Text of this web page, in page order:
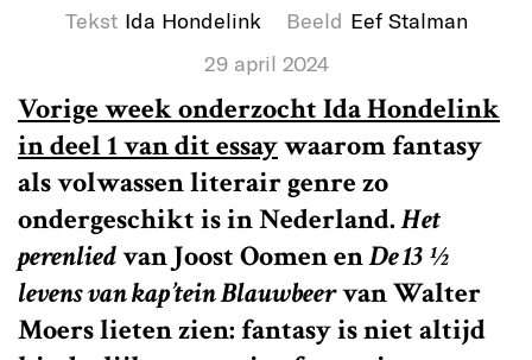
Tekst Ida Hondelink Beeld Eef Stalman
29 april 2024
Vorige week onderzocht Ida Hondelink
in deel 1 van dit essaywaarom fantasy
als volwassen literair genre zo
ondergeschikt is in Nederland.Het
perenliedvan Joost Oomen enDe 13 ½
levens van kap’tein Blauwbeervan Walter
Moers lieten zien: fantasy is niet altijd